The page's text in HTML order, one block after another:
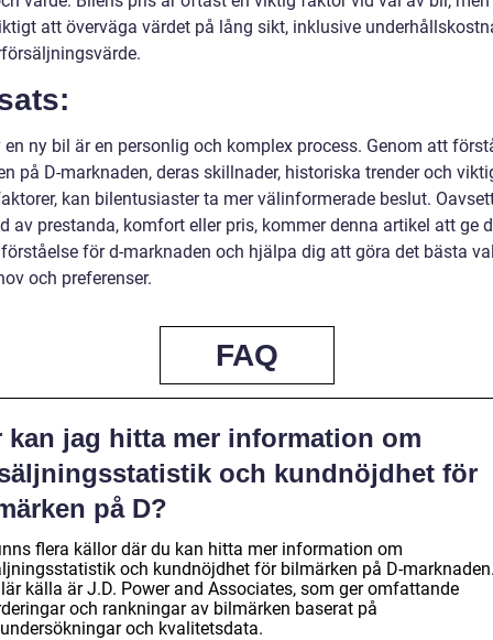
att överväga värdet på lång sikt, inklusive
en ny bil är en personlig och komplex process. Genom att
på D-marknaden, deras skillnader, historiska trender och
kan bilentusiaster ta mer välinformerade beslut.
av prestanda, komfort eller pris, kommer denna artikel att ge
för d-marknaden och hjälpa dig att göra det bästa
och preferenser.
FAQ
kan jag hitta mer information om
och kundnöjdhet för
på D?
flera källor där du kan hitta mer information om
och kundnöjdhet för bilmärken på D-
källa är J.D. Power and Associates, som ger omfattande
och rankningar av bilmärken baserat på
och kvalitetsdata.